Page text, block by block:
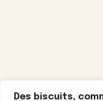
Des biscuits,